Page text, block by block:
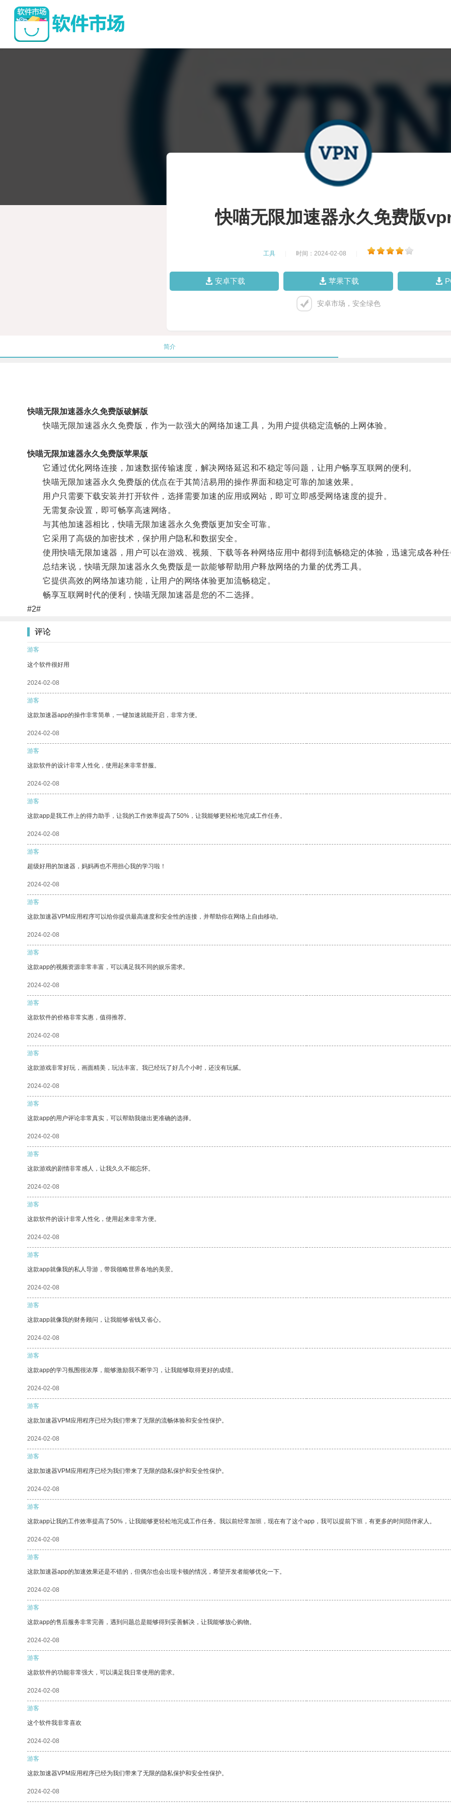
快喵无限加速器永久免费版
工具 时间：2024-02-08
安卓下载 苹果下载
安卓市场，安全绿色
简介
快喵无限加速器永久免费版破解版
快喵无限加速器永久免费版，作为一款强大的网络加速工具，为用户提供稳定流畅的上网体验。
快喵无限加速器永久免费版苹果版
它通过优化网络连接，加速数据传输速度，解决网络延迟和不稳定等问题，让用户畅享互联网的便利。
快喵无限加速器永久免费版的优点在于其简洁易用的操作界面和稳定可靠的加速效果。
用户只需要下载安装并打开软件，选择需要加速的应用或网站，即可立即感受网络速度的提升。
无需复杂设置，即可畅享高速网络。
与其他加速器相比，快喵无限加速器永久免费版更加安全可靠。
它采用了高级的加密技术，保护用户隐私和数据安全。
使用快喵无限加速器，用户可以在游戏、视频、下载等各种网络应用中都得到流畅稳定的体验，迅速完成各种
总结来说，快喵无限加速器永久免费版是一款能够帮助用户释放网络的力量的优秀工具。
它提供高效的网络加速功能，让用户的网络体验更加流畅稳定。
畅享互联网时代的便利，快喵无限加速器是您的不二选择。
#2#
评论
游客
这个软件很好用
2024-02-08
游客
这款加速器app的操作非常简单，一键加速就能开启，非常方便。
2024-02-08
游客
这款软件的设计非常人性化，使用起来非常舒服。
2024-02-08
游客
这款app是我工作上的得力助手，让我的工作效率提高了50%，让我能够更轻松地完成工作任务。
2024-02-08
游客
超级好用的加速器，妈妈再也不用担心我的学习啦！
2024-02-08
游客
这款加速器VPM应用程序可以给你提供最高速度和安全性的连接，并帮助你在网络上自由移动。
2024-02-08
游客
这款app的视频资源非常丰富，可以满足我不同的娱乐需求。
2024-02-08
游客
这款软件的价格非常实惠，值得推荐。
2024-02-08
游客
这款游戏非常好玩，画面精美，玩法丰富。我已经玩了好几个小时，还没有玩腻。
2024-02-08
游客
这款app的用户评论非常真实，可以帮助我做出更准确的选择。
2024-02-08
游客
这款游戏的剧情非常感人，让我久久不能忘怀。
2024-02-08
游客
这款软件的设计非常人性化，使用起来非常方便。
2024-02-08
游客
这款app就像我的私人导游，带我领略世界各地的美景。
2024-02-08
游客
这款app就像我的财务顾问，让我能够省钱又省心。
2024-02-08
游客
这款app的学习氛围很浓厚，能够激励我不断学习，让我能够取得更好的成绩。
2024-02-08
游客
这款加速器VPM应用程序已经为我们带来了无限的流畅体验和安全性保护。
2024-02-08
游客
这款加速器VPM应用程序已经为我们带来了无限的隐私保护和安全性保护。
2024-02-08
游客
这款app让我的工作效率提高了50%，让我能够更轻松地完成工作任务。我以前经常加班，现在有了这个app，我可以提前下班，有更多的时间陪伴家人。
2024-02-08
游客
这款加速器app的加速效果还是不错的，但偶尔也会出现卡顿的情况，希望开发者能够优化一下。
2024-02-08
游客
这款app的售后服务非常完善，遇到问题总是能够得到妥善解决，让我能够放心购物。
2024-02-08
游客
这款软件的功能非常强大，可以满足我日常使用的需求。
2024-02-08
游客
这个软件我非常喜欢
2024-02-08
游客
这款加速器VPM应用程序已经为我们带来了无限的隐私保护和安全性保护。
2024-02-08